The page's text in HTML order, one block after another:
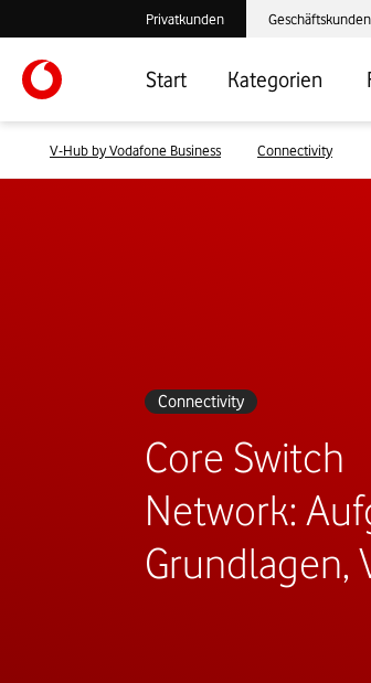
Verlassen der V-Hub Webseite: Zum
Privatkunden Verlassen der V-
Geschäftskunden
Start Kategorien
V-Hub by Vodafone Business Connectivity
Connectivity
Core Switch
Network:
Grundlagen,